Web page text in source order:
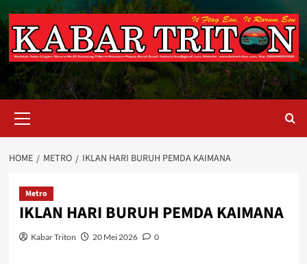
Menu
HOME METRO IKLAN HARI BURUH PEMDA KAIMANA
Metro
IKLAN HARI BURUH PEMDA KAIMANA
Kabar Triton 20 Mei 2026 0